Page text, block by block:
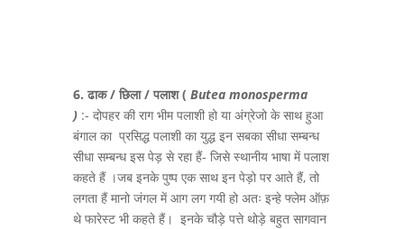
6. ढाक/ छिला/ पलाश( Butea monosperma
) :- दोपहर की राग भीम पलाशी हो या अंग्रेजो के साथ हुआ
बंगाल का प्रसिद्ध पलाशी का युद्ध इन सबका सीधा सम्बन्ध
सीधा सम्बन्ध इस पेड़ से रहा हैं- जिसे स्थानीय भाषा में पलाश
कहते हैं ।जब इनके पुष्प एक साथ इन पेड़ो पर आते हैं, तो
लगता हैं मानो जंगल में आग लग गयी हो अतः इन्हे फ्लेम ऑफ़
थे फारेस्ट भी कहते हैं। इनके चौड़े पत्ते थोड़े बहुत सागवान